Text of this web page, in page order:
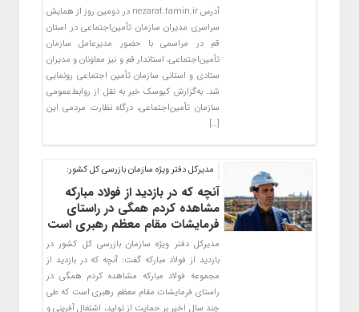
آدرس nezarat.tamin.ir در دومین روز از همایش
سراسری مدیران سازمان تأمین‌اجتماعی در استان
قم در مراسمی با حضور مدیرعامل سازمان
تأمین‌اجتماعی، استاندار قم و نیز معاونان و مدیران
ستادی و استانی سازمان تأمین اجتماعی رونمایی
شد. به‌گزارش کیوسک خبر به نقل از روابط‌عمومی
سازمان تأمین‌اجتماعی، درگاه نظارت مردمی این
[…]
مدیرکل دفتر ویژه سازمان بازرسی کل کشور:
آنچه که در بازدید از فولاد مبارکه
مشاهده کردم همگی در راستای
فرمایشات مقام معظم رهبری است
مدیرکل دفتر ویژه سازمان بازرسی کل کشور در
بازدید از فولاد مبارکه گفت: آنچه که در بازدید از
مجموعه فولاد مبارکه مشاهده کردم همگی در
راستای فرمایشات مقام معظم رهبری است که طی
چند سال اخیر بر حمایت از تولید، اشتغال آفرینی و